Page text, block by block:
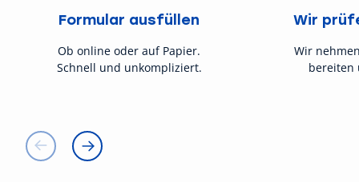
Formular ausfüllen
Ob online oder auf Papier.
Schnell und unkompliziert.
Wir
Wir
bereiten